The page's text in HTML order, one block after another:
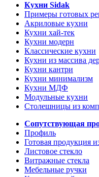
Кухни Sidak
Примеры готовых
Акриловые кухни
Кухни хай-тек
Кухни модерн
Классические кухни
Кухни из массива
Кухни кантри
Кухни минимализм
Кухни МДФ
Модульные кухни
Столешницы из
Сопутствующая
Профиль
Готовая продукция
Листовое стекло
Витражные стекла
Мебельные ручки